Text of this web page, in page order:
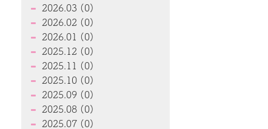
2026.03 (0)
2026.02 (0)
2026.01 (0)
2025.12 (0)
2025.11 (0)
2025.10 (0)
2025.09 (0)
2025.08 (0)
2025.07 (0)